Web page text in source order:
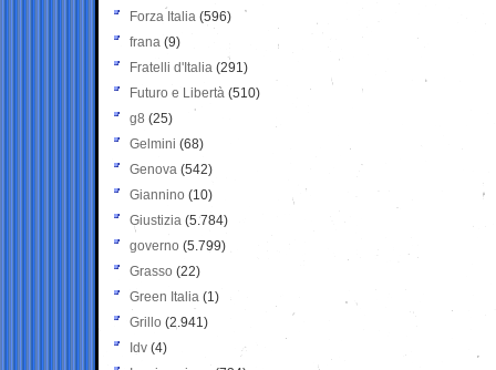
Forza Italia (596)
frana (9)
Fratelli d'Italia (291)
Futuro e Libertà (510)
g8 (25)
Gelmini (68)
Genova (542)
Giannino (10)
Giustizia (5.784)
governo (5.799)
Grasso (22)
Green Italia (1)
Grillo (2.941)
Idv (4)